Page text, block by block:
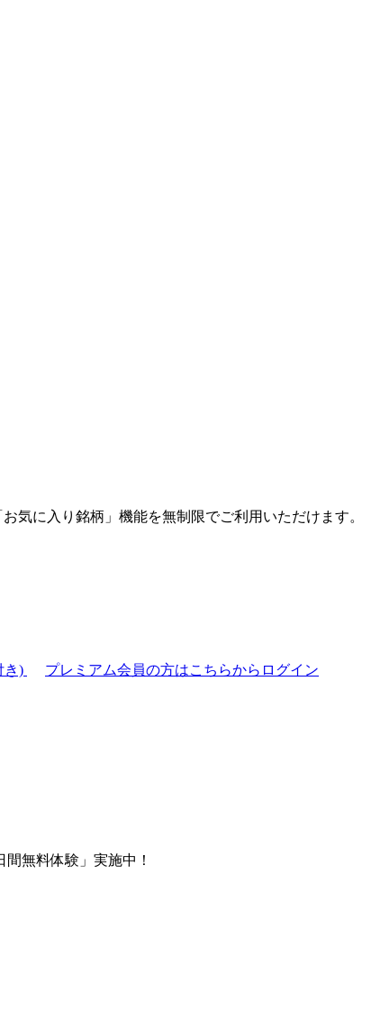
気に入り銘柄」機能を無制限でご利用いただけます。
き)
プレミアム会員の方はこちらからログイン
無料体験」実施中！